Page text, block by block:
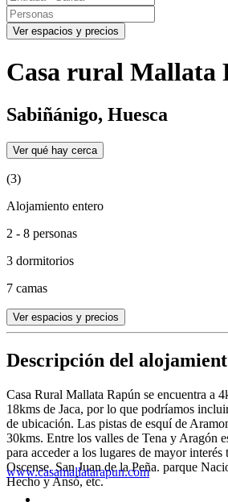
Ver espacios y precios
Casa rural Mallata
Sabiñánigo, Huesca
Ver qué hay cerca
(3)
Alojamiento entero
2 - 8 personas
3 dormitorios
7 camas
Ver espacios y precios
Descripción del
Casa Rural Mallata Rapún se encuentra a
18kms de Jaca, por lo que podríamos
de ubicación. Las pistas de esquí de
30kms. Entre los valles de Tena y Aragón
para acceder a los lugares de mayor
Oscense. San Juan de la Peña. parque
Hecho y Ansó, etc.
www.casamallatarapun.com